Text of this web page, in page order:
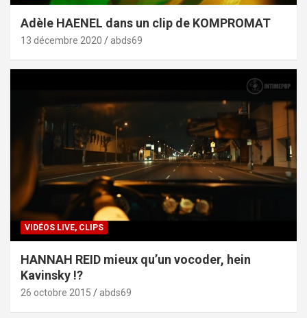
Adèle HAENEL dans un clip de KOMPROMAT
13 décembre 2020 abds69
VIDÉOS LIVE, CLIPS
HANNAH REID mieux qu’un vocoder, hein
Kavinsky !?
26 octobre 2015 abds69